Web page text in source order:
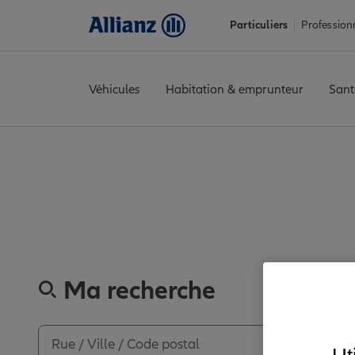
Particuliers
Véhicules Habitation & emprunteur
Ma recherche